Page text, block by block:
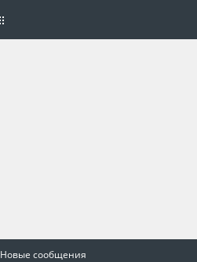
Новые сообщения